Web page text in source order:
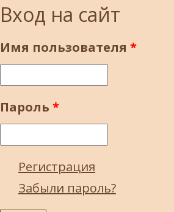
Вход на сайт
Имя пользователя *
Пароль *
Регистрация
Забыли пароль?